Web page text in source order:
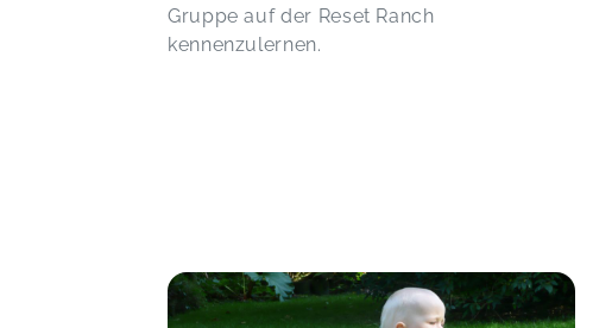
Gruppe auf der Reset Ranch
kennenzulernen.